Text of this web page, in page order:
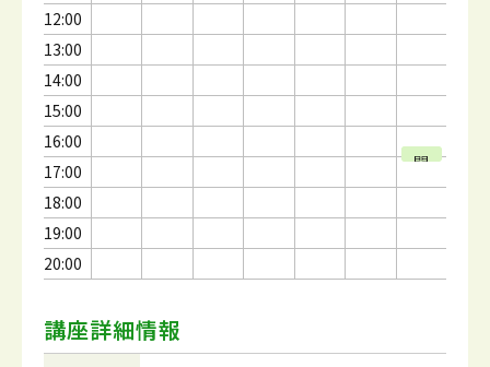
12:00
13:00
14:00
15:00
16:00
17:00
18:00
19:00
20:00
開
催
開
催
開
催
開
催
講座詳細情報